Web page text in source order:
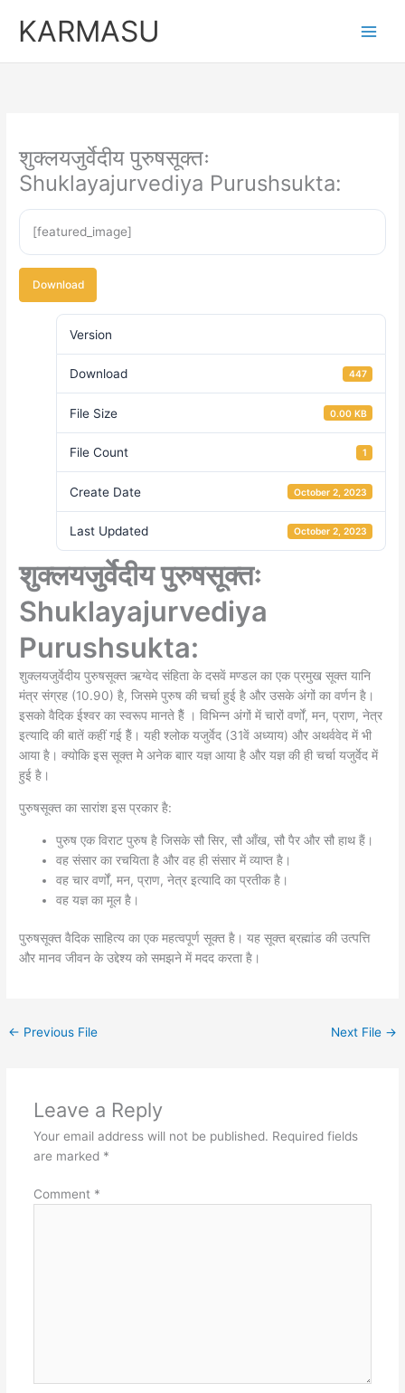
KARMASU
शुक्लयजुर्वेदीय पुरुषसूक्तः
Shuklayajurvediya Purushsukta:
[featured_image]
Download
Version
Download 447
File Size 0.00 KB
File Count 1
Create Date October 2, 2023
Last Updated October 2, 2023
शुक्लयजुर्वेदीय पुरुषसूक्तः
Shuklayajurvediya
Purushsukta:
शुक्लयजुर्वेदीयपुरुषसूक्त ऋग्वेद संहिता के दसवें मण्डल का एक प्रमुख सूक्त यानि
मंत्र संग्रह (10.90) है, जिसमे पुरुष की चर्चा हुई है और उसके अंगों का वर्णन है।
इसको वैदिक ईश्वर का स्वरूप मानते हैैं । विभिन्न अंगों में चारों वर्णों, मन, प्राण, नेत्र
इत्यादि की बातें कहीं गई हैैं। यही श्लोक यजुर्वेद (31वें अध्याय) और अथर्ववेद में भी
आया है। क्योकि इस सूक्त मेे अनेक बाार यज्ञ आया है और यज्ञ की ही चर्चा यजुर्वेद में
हुई है।
पुरुषसूक्त का सारांश इस प्रकार है:
पुरुष एक विराट पुरुष है जिसके सौ सिर, सौ आँख, सौ पैर और सौ हाथ हैं।
वह संसार का रचयिता है और वह ही संसार में व्याप्त है।
वह चार वर्णों, मन, प्राण, नेत्र इत्यादि का प्रतीक है।
वह यज्ञ का मूल है।
पुरुषसूक्त वैदिक साहित्य का एक महत्वपूर्ण सूक्त है। यह सूक्त ब्रह्मांड की उत्पत्ति
और मानव जीवन के उद्देश्य को समझने में मदद करता है।
← Previous File Next File →
Leave a Reply
Your email address will not be published. Required fields
are marked *
Comment *